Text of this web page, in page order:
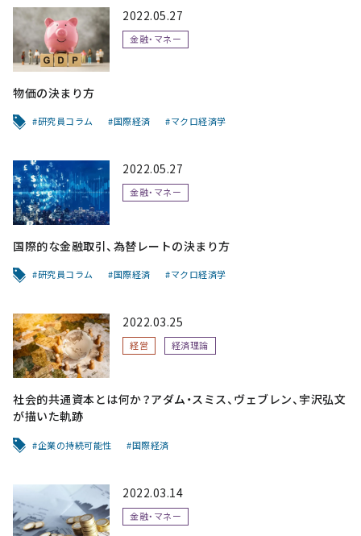
2022.05.27
金融・マネー
物価の決まり方
研究員コラム 国際経済 マクロ経済学
2022.05.27
金融・マネー
国際的な金融取引、為替レートの決まり方
研究員コラム 国際経済 マクロ経済学
2022.03.25
経営 経済理論
社会的共通資本とは何か？アダム・スミス、ヴェブレン、宇沢弘文
が描いた軌跡
企業の持続可能性 国際経済
2022.03.14
金融・マネー